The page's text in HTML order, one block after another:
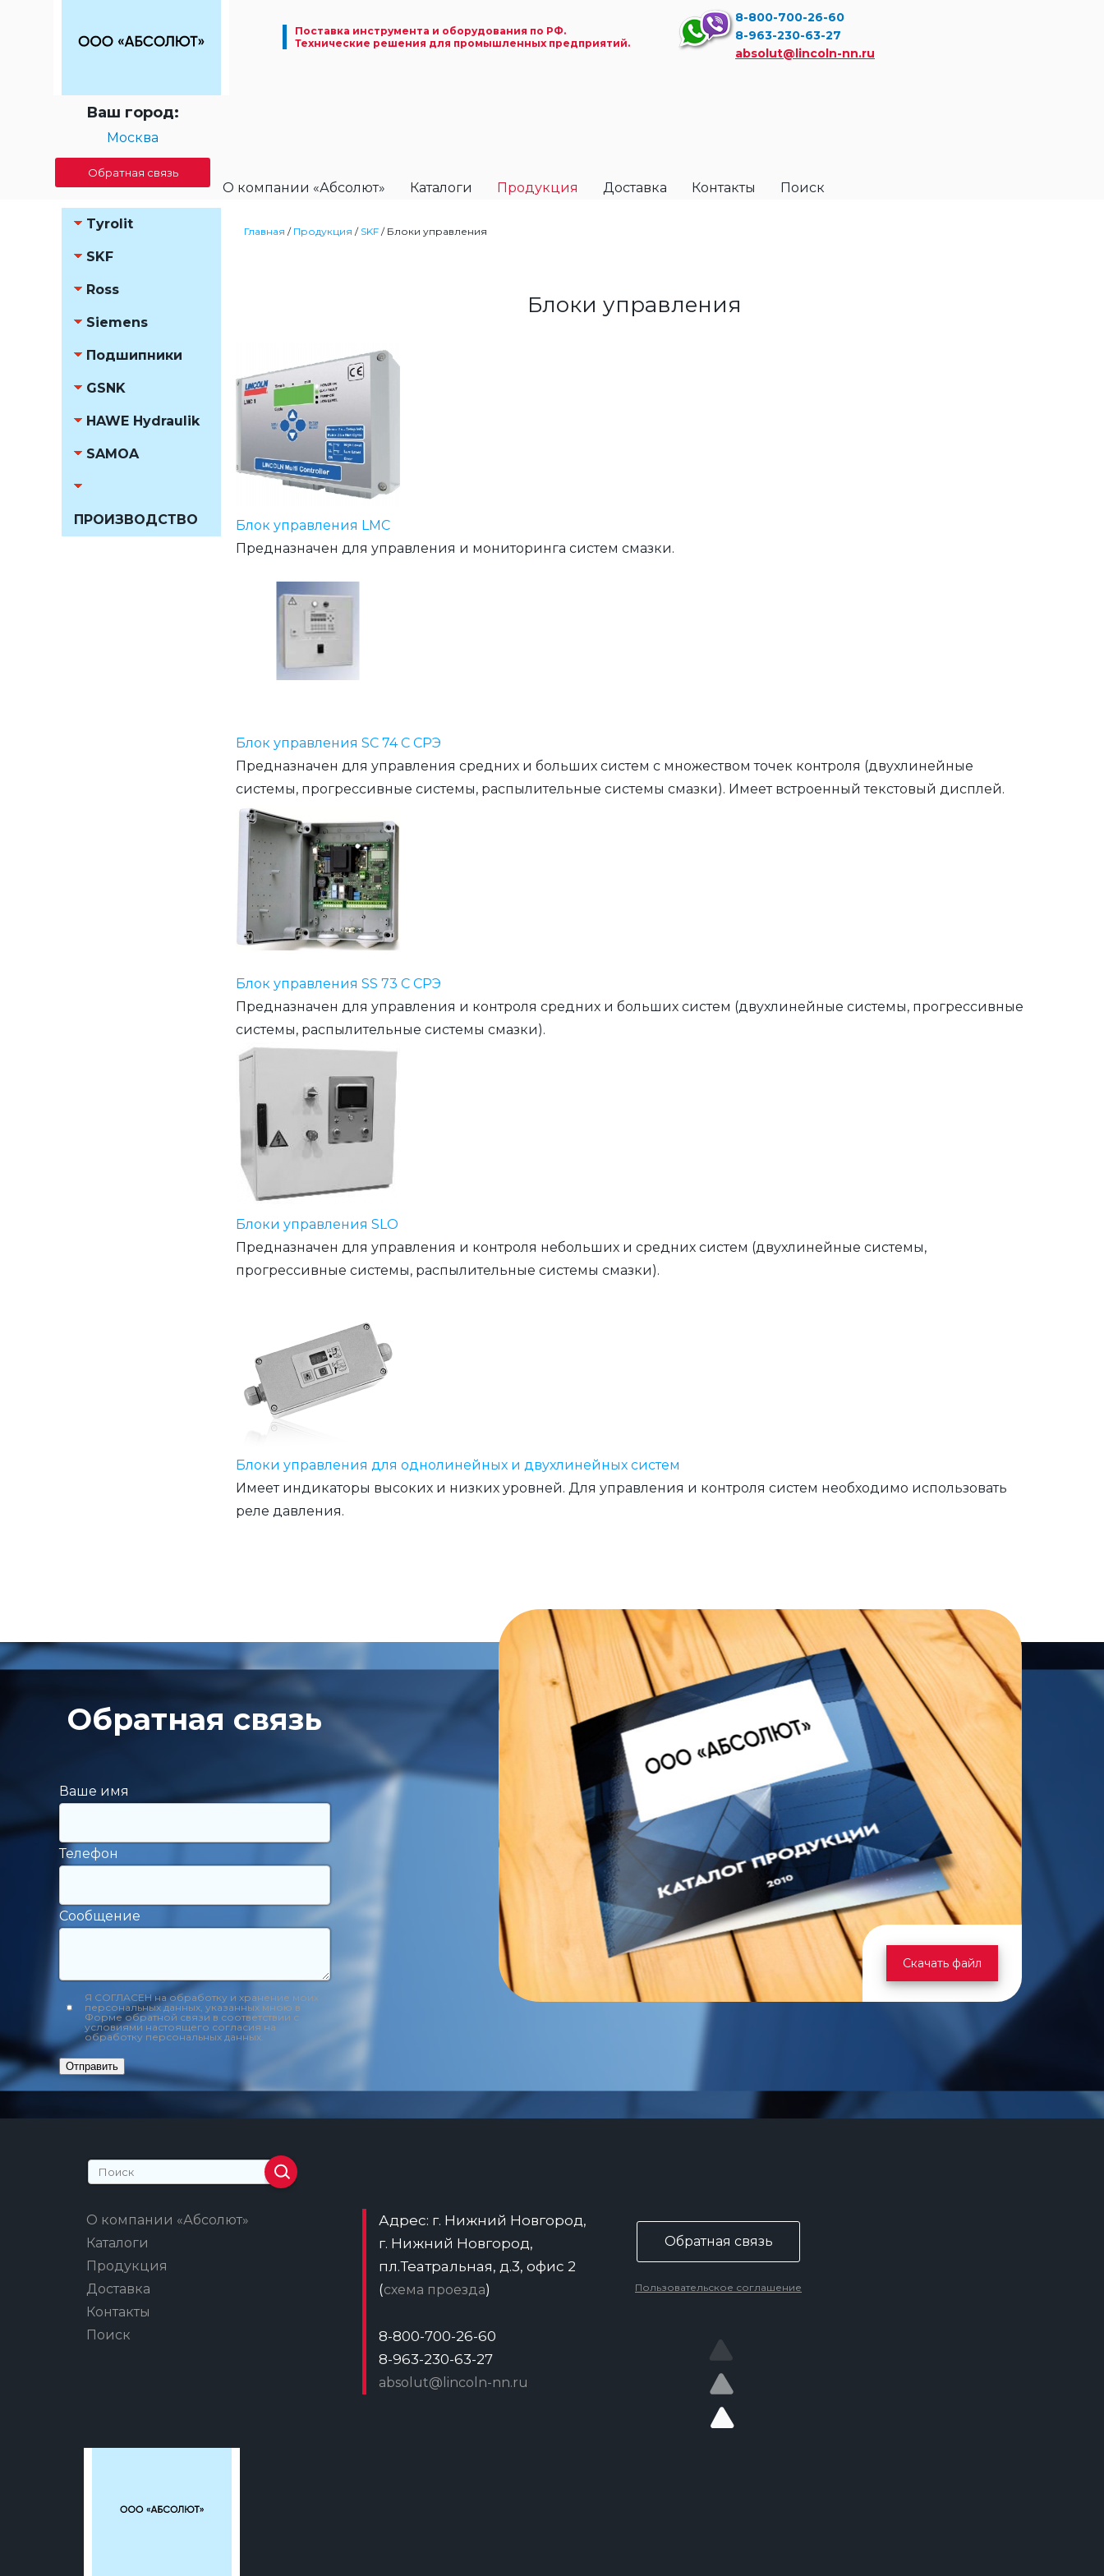
Поставка инструмента и оборудования по РФ.
Технические решения для промышленных предприятий.
8-800-700-26-60
8-963-230-63-27
absolut@lincoln-nn.ru
Ваш город:
Москва
Обратная связь
О компании «Абсолют» Каталоги Продукция Доставка Контакты Поиск
Tyrolit
SKF
Ross
Siemens
Подшипники
GSNK
HAWE Hydraulik
SAMOA
ПРОИЗВОДСТВО
Главная / Продукция / SKF / Блоки управления
Блоки управления
Блок управления LMC
Предназначен для управления и мониторинга систем смазки.
Блок управления SC 74 С CРЭ
Предназначен для управления средних и больших систем с множеством точек контроля (двухлинейные
системы, прогрессивные системы, распылительные системы смазки). Имеет встроенный текстовый дисплей.
Блок управления SS 73 С CРЭ
Предназначен для управления и контроля средних и больших систем (двухлинейные системы, прогрессивные
системы, распылительные системы смазки).
Блоки управления SLO
Предназначен для управления и контроля небольших и средних систем (двухлинейные системы,
прогрессивные системы, распылительные системы смазки).
Блоки управления для однолинейных и двухлинейных систем
Имеет индикаторы высоких и низких уровней. Для управления и контроля систем необходимо использовать
реле давления.
Обратная связь
Ваше имя
Телефон
Сообщение
Я СОГЛАСЕН на обработку и хранение моих
персональных данных, указанных мною в
Форме обратной связи в соответствии с
условиями настоящего согласия на
обработку персональных данных.
Отправить
Скачать файл
О компании «Абсолют»
Каталоги
Продукция
Доставка
Контакты
Поиск
Адрес: г. Нижний Новгород,
г. Нижний Новгород,
пл.Театральная, д.3, офис 2
(схема проезда)
8-800-700-26-60
8-963-230-63-27
absolut@lincoln-nn.ru
Обратная связь
Пользовательское соглашение